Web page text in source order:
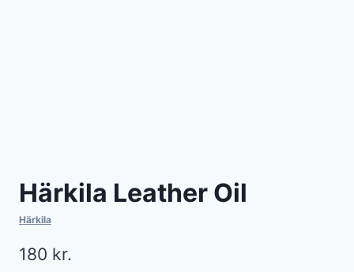
Härkila Leather Oil
Härkila
180 kr.